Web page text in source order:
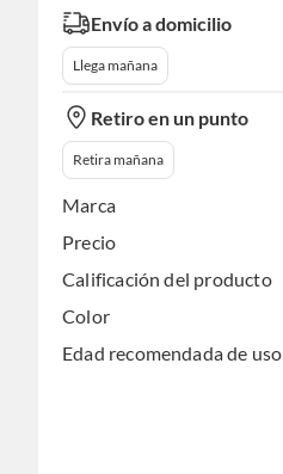
Envío a domicilio
Llega mañana
Retiro en un punto
Retira mañana
Marca
Precio
Calificación del producto
Color
Edad recomendada de uso